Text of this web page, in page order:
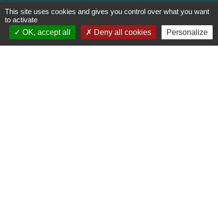
Contact par formulaire
Horaires
This site uses cookies and gives you control over what you want
to activate
OK, accept all
Deny all cookies Personalize